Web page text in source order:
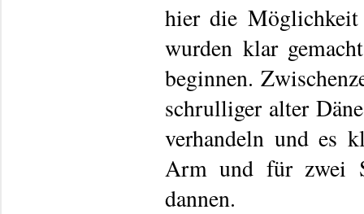
hier die Möglichkeit
wurden klar
beginnen.
schrulliger alter
verhandeln und es
Arm und für zwei
dannen.